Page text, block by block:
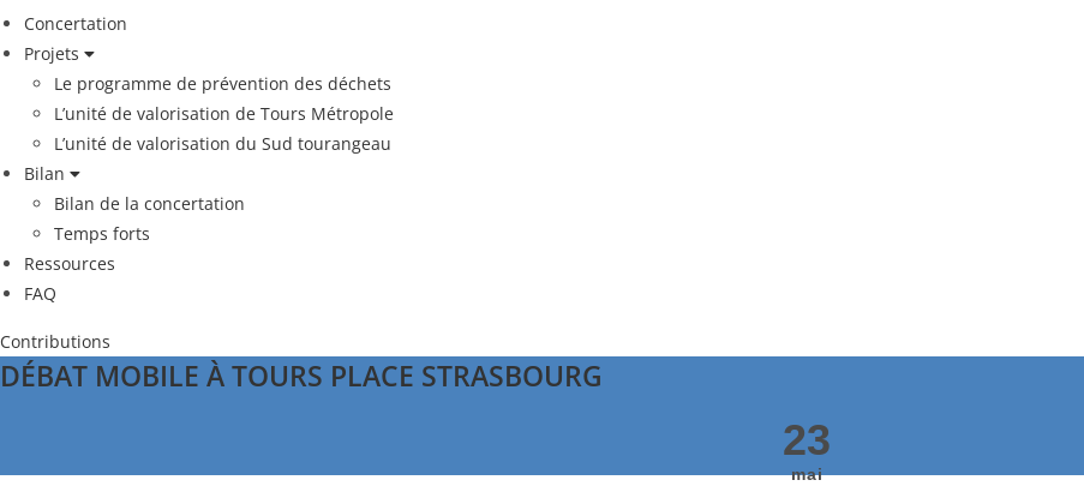
Concertation
Projets
Le programme de prévention des déchets
L’unité de valorisation de Tours Métropole
L’unité de valorisation du Sud tourangeau
Bilan
Bilan de la concertation
Temps forts
Ressources
FAQ
Contributions
DÉBAT MOBILE À TOURS PLACE STRASBOURG
23
mai